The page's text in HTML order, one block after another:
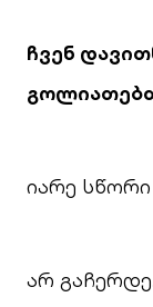
ჩვენ
იარე
არ